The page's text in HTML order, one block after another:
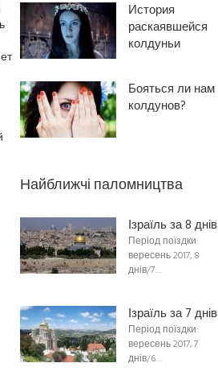
История
раскаявшейся
колдуньи
Бояться ли нам
колдунов?
Найближчі паломництва
Ізраїль за 8 днів
Період поїздки:
вересень 2017, 8
днів/7…
Ізраїль за 7 днів
Період поїздки:
вересень 2017, 7
днів/6…